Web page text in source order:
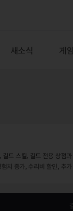
새소식 게
길드 스킬, 길드 전용 상점
치 증가, 수리비 할인, 추